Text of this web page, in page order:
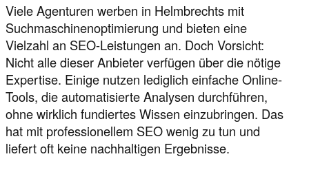
Viele Agenturen werben in Helmbrechts mit
Suchmaschinenoptimierung und bieten eine
Vielzahl an SEO-Leistungen an. Doch Vorsicht:
Nicht alle dieser Anbieter verfügen über die nötige
Expertise. Einige nutzen lediglich einfache Online-
Tools, die automatisierte Analysen durchführen,
ohne wirklich fundiertes Wissen einzubringen. Das
hat mit professionellem SEO wenig zu tun und
liefert oft keine nachhaltigen Ergebnisse.